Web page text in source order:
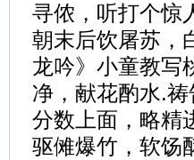
寻侬，听打个惊
朝末后饮屠苏，
龙吟》小童教写
净，献花酌水.
分数上面，略精
驱傩爆竹，软饧